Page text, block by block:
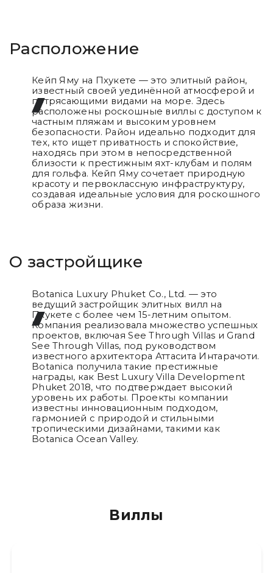
Расположение
Кейп Яму на Пхукете — это элитный район,
известный своей уединённой атмосферой и
потрясающими видами на море. Здесь
расположены роскошные виллы с доступом к
частным пляжам и высоким уровнем
безопасности. Район идеально подходит для
тех, кто ищет приватность и спокойствие,
находясь при этом в непосредственной
близости к престижным яхт-клубам и полям
для гольфа. Кейп Яму сочетает природную
красоту и первоклассную инфраструктуру,
создавая идеальные условия для роскошного
образа жизни.
О застройщике
Botanica Luxury Phuket Co., Ltd. — это
ведущий застройщик элитных вилл на
Пхукете с более чем 15-летним опытом.
Компания реализовала множество успешных
проектов, включая See Through Villas и Grand
See Through Villas, под руководством
известного архитектора Аттасита Интарачоти.
Botanica получила такие престижные
награды, как Best Luxury Villa Development
Phuket 2018, что подтверждает высокий
уровень их работы. Проекты компании
известны инновационным подходом,
гармонией с природой и стильными
тропическими дизайнами, такими как
Botanica Ocean Valley.
Виллы